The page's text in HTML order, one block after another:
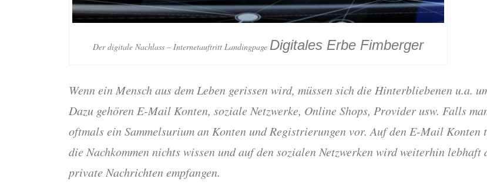
Der digitale Nachlass – Internetauftritt Landingpage Digitales Erbe Fimberger
Wenn ein Mensch aus dem Leben gerissen wird, müssen sich die Hinterbliebenen u.a.
Dazu gehören E-Mail Konten, soziale Netzwerke, Online Shops, Provider usw. Falls
oftmals ein Sammelsurium an Konten und Registrierungen vor. Auf den E-Mail Konten
die Nachkommen nichts wissen und auf den sozialen Netzwerken wird weiterhin
private Nachrichten empfangen.